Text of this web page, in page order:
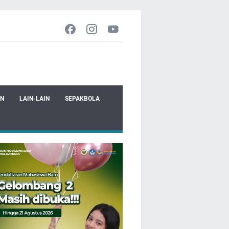
LAIN-LAIN SEPAKBOLA